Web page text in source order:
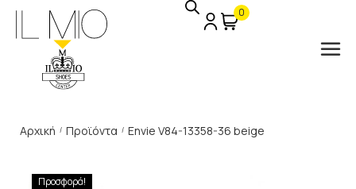
0
Αρχική / Προϊόντα / Envie V84-13358-36 beige
Προσφορά!